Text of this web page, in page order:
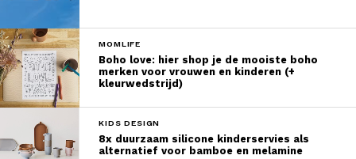
MOMLIFE
Boho love: hier shop je de mooiste boho
merken voor vrouwen en kinderen (+
kleurwedstrijd)
KIDS DESIGN
8x duurzaam silicone kinderservies als
alternatief voor bamboe en melamine